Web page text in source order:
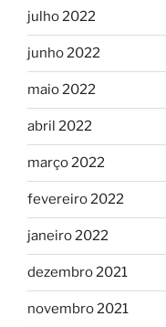
julho 2022
junho 2022
maio 2022
abril 2022
março 2022
fevereiro 2022
janeiro 2022
dezembro 2021
novembro 2021